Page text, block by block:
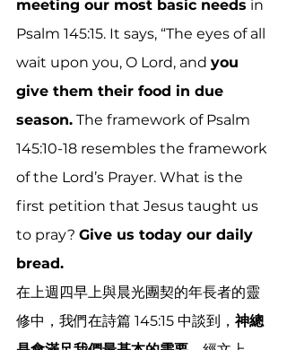
meeting our most basic needs in
Psalm 145:15. It says, “The eyes of all
wait upon you, O Lord, and you
give them their food in due
season. The framework of Psalm
145:10-18 resembles the framework
of the Lord’s Prayer. What is the
first petition that Jesus taught us
to pray? Give us today our daily
bread.
在上週四早上與晨光團契的年長者的靈
修中，我們在詩篇 145:15 中談到，神總